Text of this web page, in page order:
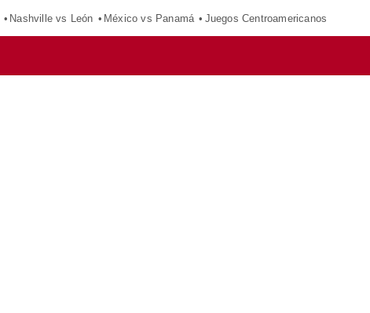
Nashville vs León México vs Panamá Juegos Centroamericanos